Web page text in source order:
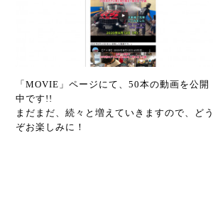
「MOVIE」ページにて、50本の動画を公開
中です!!
まだまだ、続々と増えていきますので、どう
ぞお楽しみに！